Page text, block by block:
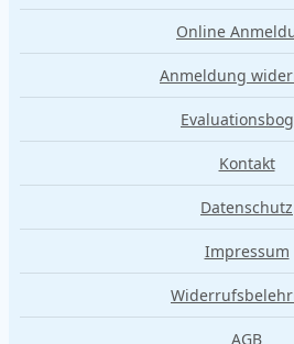
Online
Anmeldung
Kontakt
Datenschutz
Impressum
AGB